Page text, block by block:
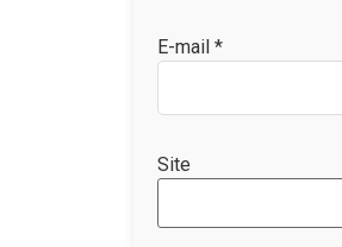
E-mail *
Site